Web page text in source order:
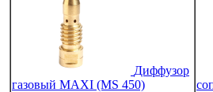
Диффузор
газовый MAXI (MS 450)